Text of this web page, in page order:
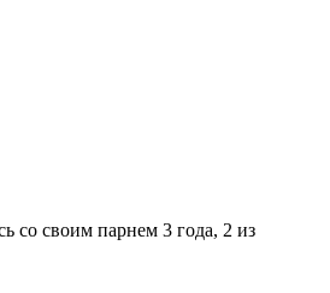
со своим парнем 3 года, 2 из